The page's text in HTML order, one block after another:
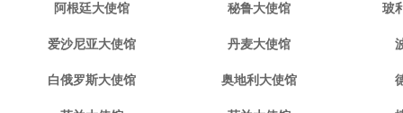
阿根廷大使馆 秘鲁大使馆 玻
爱沙尼亚大使馆 丹麦大使馆
白俄罗斯大使馆 奥地利大使馆